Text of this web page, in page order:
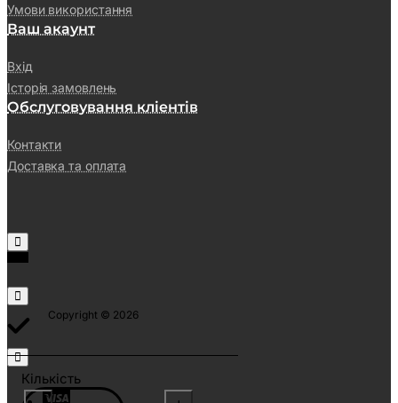
Кількість
Умови використання
Ваш акаунт
Вхід
Історія замовлень
Обслуговування кліентів
Контакти
Доставка та оплата
Copyright © 2026